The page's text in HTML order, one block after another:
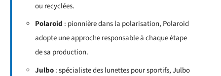
ou recyclées.
Polaroid : pionnière dans la polarisation, Polaroid
adopte une approche responsable à chaque étape
de sa production.
Julbo: spécialiste des lunettes pour sportifs, Julbo